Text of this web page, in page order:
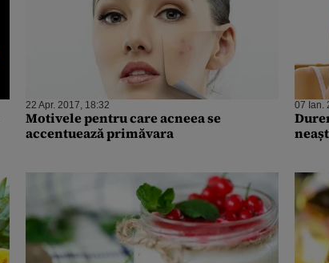
22 Apr. 2017, 18:32
Motivele pentru care acneea se
accentuează primăvara
07 Ian.